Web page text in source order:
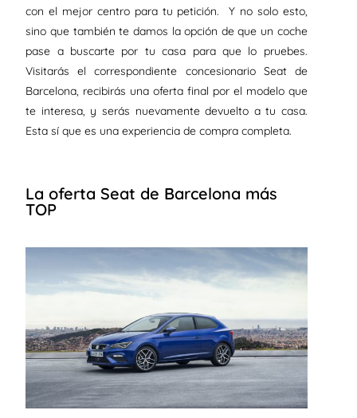
con el mejor centro para tu petición. Y no solo esto,
sino que también te damos la opción de que un coche
pase a buscarte por tu casa para que lo pruebes.
Visitarás el correspondiente concesionario Seat de
Barcelona, recibirás una oferta final por el modelo que
te interesa, y serás nuevamente devuelto a tu casa.
Esta sí que es una experiencia de compra completa.
La oferta Seat de Barcelona más
TOP